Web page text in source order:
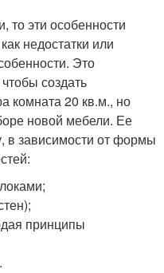
то эти особенности
недостатки или
Это
создать
комната 20 кв.м., но
новой мебели. Ее
в зависимости от формы
принципы